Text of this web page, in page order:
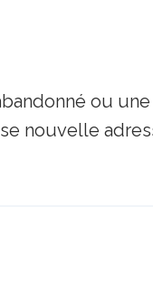
ou
nouvelle